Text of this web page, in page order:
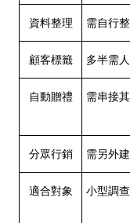
資料整理 需自行
顧客標籤 多半需
自動贈禮 需串接
分眾行銷 需另外
適合對象 小型調